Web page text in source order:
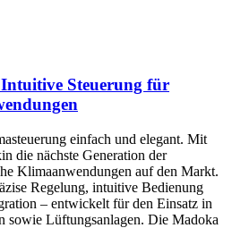
Steuerung für
einfach und elegant. Mit
die nächste Generation der
Klimaanwendungen auf den Markt.
Regelung, intuitive Bedienung
– entwickelt für den Einsatz in
sowie Lüftungsanlagen. Die Madoka